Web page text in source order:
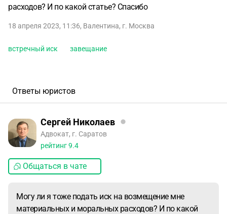
расходов? И по какой статье? Спасибо
18 апреля 2023, 11:36, Валентина, г. Москва
встречный иск завещание
Ответы юристов
Сергей Николаев
Адвокат, г. Саратов
рейтинг9.4
Общаться в чате
Могу ли я тоже подать иск на возмещение мне
материальных и моральных расходов? И по какой